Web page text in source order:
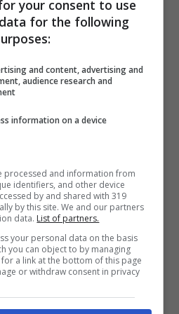
la fine del loro amore
e la stima che vige
in secundis per il bene
, che sono ancora tanto
your consent to use
for the following
and content, advertising and
audience research and
information on a device
processed and information from
identifiers, and other device
by and shared with 319
by this site. We and our partners
data. List of partners.
your personal data on the basis
you can object to by managing
a link at the bottom of this page
or withdraw consent in privacy